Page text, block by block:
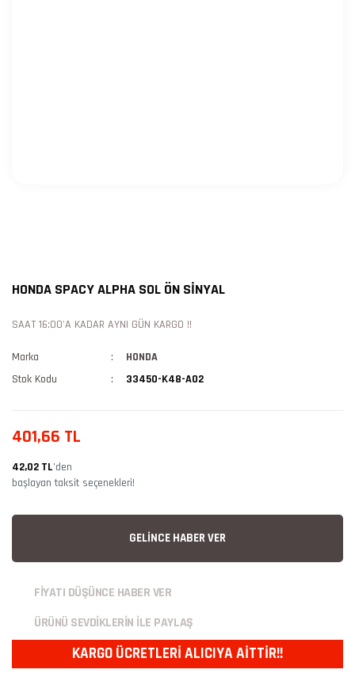
HONDA SPACY ALPHA SOL ÖN SİNYAL
SAAT 16:00'A KADAR AYNI GÜN KARGO !!
Marka
HONDA
Stok Kodu
33450-K48-A02
401,66 TL
42,02 TL’den
başlayan taksit seçenekleri!
GELİNCE HABER VER
FİYATI DÜŞÜNCE HABER VER
ÜRÜNÜ SEVDİKLERİN İLE PAYLAŞ
KARGO ÜCRETLERİ ALICIYA AİTTİR!!